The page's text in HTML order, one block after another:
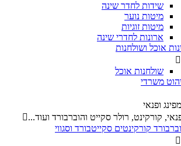
שידות לחדר שינה
מיטות נוער
מיטות זוגיות
ארונות לחדרי שינה
אוכל ושולחנות

שולחנות אוכל
משרדי
ופנאי
קורקינט, רולר סקייט והוברבורד ועוד...
קורקינטים סקייטבורד וסגווי
